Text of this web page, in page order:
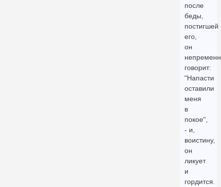
после
беды,
постигшей
его,
он
говорит:
"Напасти
оставили
меня
в
покое",
- и,
воистину,
он
ликует
и
гордится.